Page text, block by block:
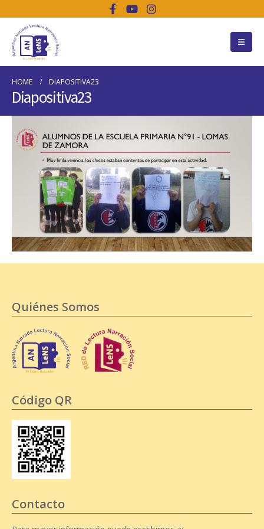
HOME DIAPOSITIVA23
Diapositiva23
Quiénes Somos
Código QR
Contacto